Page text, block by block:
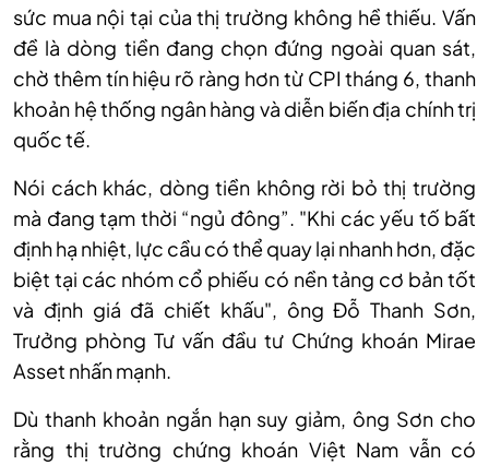
sức mua nội tại của thị trường không hề thiếu. Vấn
đề là dòng tiền đang chọn đứng ngoài quan sát,
chờ thêm tín hiệu rõ ràng hơn từ CPI tháng 6, thanh
khoản hệ thống ngân hàng và diễn biến địa chính trị
quốc tế.
Nói cách khác, dòng tiền không rời bỏ thị trường
mà đang tạm thời “ngủ đông”. "Khi các yếu tố bất
định hạ nhiệt, lực cầu có thể quay lại nhanh hơn, đặc
biệt tại các nhóm cổ phiếu có nền tảng cơ bản tốt
và định giá đã chiết khấu", ông Đỗ Thanh Sơn,
Trưởng phòng Tư vấn đầu tư Chứng khoán Mirae
Asset nhấn mạnh.
Dù thanh khoản ngắn hạn suy giảm, ông Sơn cho
rằng thị trường chứng khoán Việt Nam vẫn có